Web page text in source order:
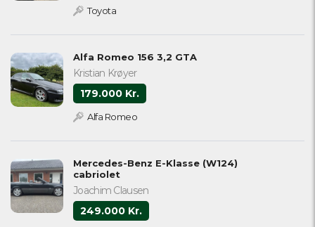
Toyota
Alfa Romeo 156 3,2 GTA
Kristian Krøyer
179.000 Kr.
Alfa Romeo
Mercedes-Benz E-Klasse (W124)
cabriolet
Joachim Clausen
249.000 Kr.